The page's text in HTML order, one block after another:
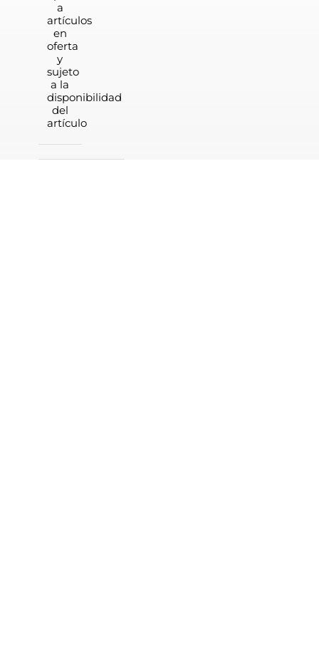
a
artículos
en
oferta
y
sujeto
a la
disponibilidad
del
artículo